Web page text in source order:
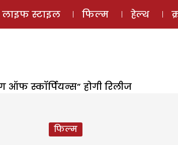
ई-मैगज़ीन
लाइफ स्टाइल फिल्म हेल्थ
स्कॉर्पियन्स” होगी रिलीज
फिल्म